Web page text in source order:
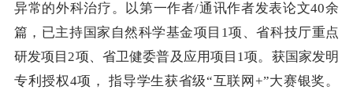
异常的外科治疗。以第一作者/通讯作者发表论文40余
篇，已主持国家自然科学基金项目1项、省科技厅重点
研发项目2项、省卫健委普及应用项目1项。获国家发明
专利授权4项， 指导学生获省级“互联网+”大赛银奖。